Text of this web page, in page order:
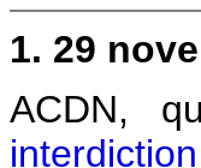
1. 29
ACDN,
interdiction